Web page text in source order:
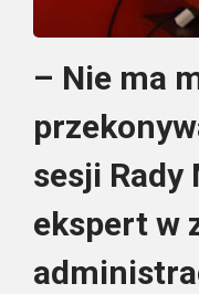
– Nie ma
sesji
ekspert w